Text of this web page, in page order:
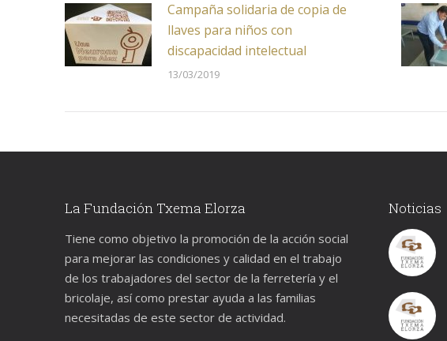
Campaña solidaria de copia de
llaves para niños con
discapacidad intelectual
13/03/2019
La Fundación Txema Elorza
Tiene como objetivo la promoción de la acción social
para mejorar las condiciones y calidad en el trabajo
de los trabajadores del sector de la ferretería y el
bricolaje, así como prestar ayuda a las familias
necesitadas de este sector de actividad.
Noticias